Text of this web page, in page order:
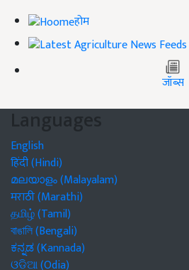
होम
जॉब्स
Languages
English
हिंदी (Hindi)
മലയാളം (Malayalam)
मराठी (Marathi)
தமிழ் (Tamil)
বাঙালি (Bengali)
ಕನ್ನಡ (Kannada)
ଓଡିଆ (Odia)